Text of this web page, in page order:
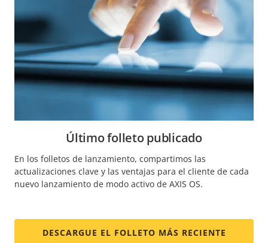
Último folleto publicado
En los folletos de lanzamiento, compartimos las
actualizaciones clave y las ventajas para el cliente de cada
nuevo lanzamiento de modo activo de AXIS OS.
DESCARGUE EL FOLLETO MÁS RECIENTE